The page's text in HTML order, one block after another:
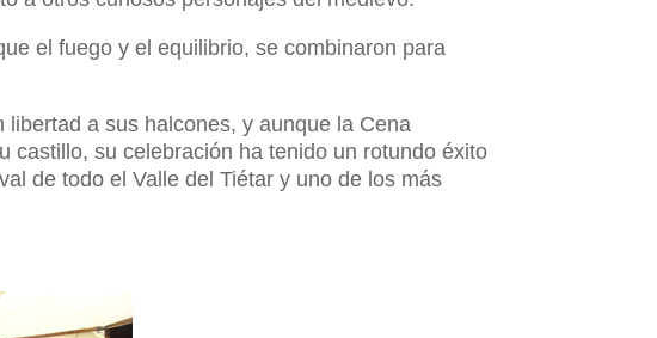
el fuego y el equilibrio, se combinaron para
a sus halcones, y aunque la Cena
castillo, su celebración ha tenido un rotundo éxito
de todo el Valle del Tiétar y uno de los más